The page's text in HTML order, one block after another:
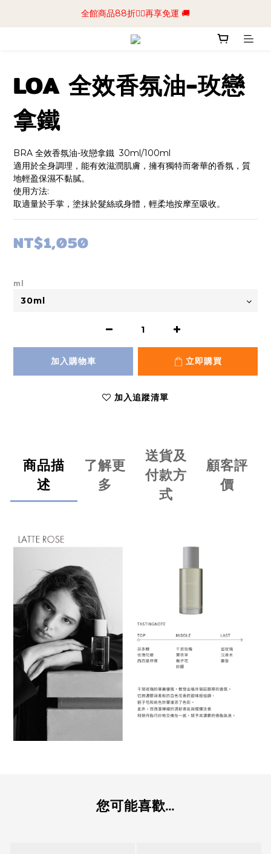
📢加入商城會員領$50💰購物金📢立即註冊
全館商品88折🧔‍♂️再享免運 🚚
📢加入商城會員領$50💰購物金📢立即註冊
LOA 全效香氛油-玫戀
拿鐵
BRA 全效香氛油-玫戀拿鐵  30ml/100ml
適用於全身調理，能有效滋潤肌膚，擁有獨特而奢華的香氛，質
地輕盈保濕不黏膩。
使用方法:
取適量於手掌，塗抹於髮絲或身體，輕柔地按摩至吸收。
NT$1,050
ml
加入購物車 立即購買
加入追蹤清單
商品描
述
了解更
多
送貨及
付款方
式
顧客評
價
您可能喜歡...